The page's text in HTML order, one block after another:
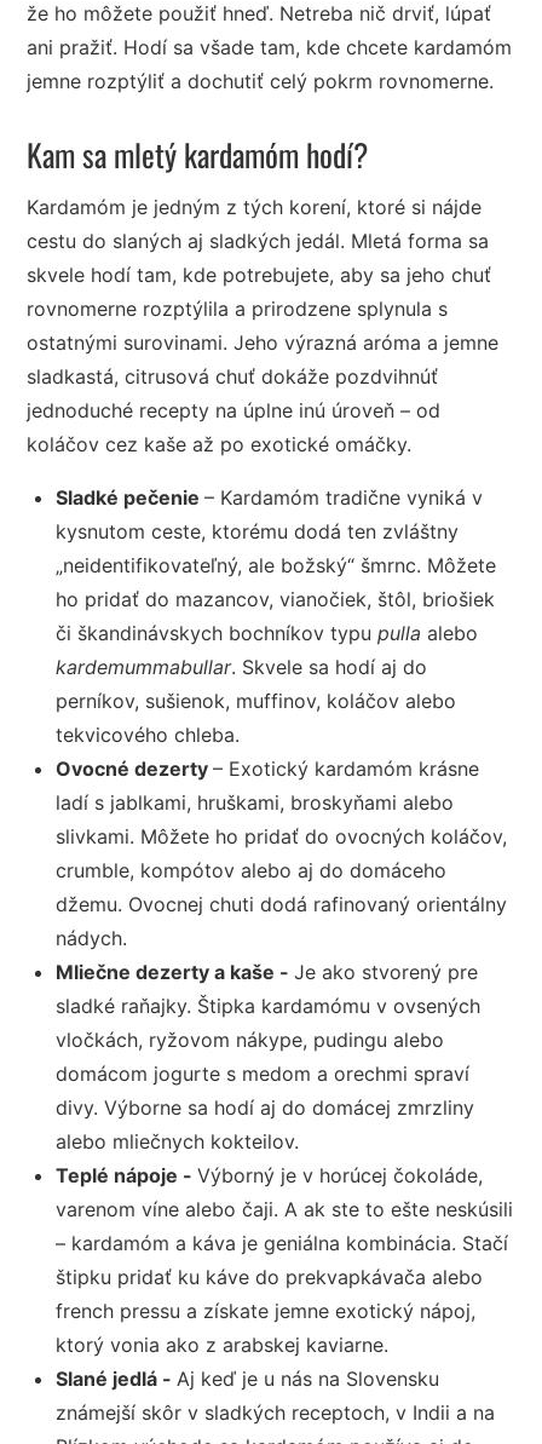
že ho môžete použiť hneď. Netreba nič drviť, lúpať
ani pražiť. Hodí sa všade tam, kde chcete kardamóm
jemne rozptýliť a dochutiť celý pokrm rovnomerne.
Kam sa mletý kardamóm hodí?
Kardamóm je jedným z tých korení, ktoré si nájde
cestu do slaných aj sladkých jedál. Mletá forma sa
skvele hodí tam, kde potrebujete, aby sa jeho chuť
rovnomerne rozptýlila a prirodzene splynula s
ostatnými surovinami. Jeho výrazná aróma a jemne
sladkastá, citrusová chuť dokáže pozdvihnúť
jednoduché recepty na úplne inú úroveň – od
koláčov cez kaše až po exotické omáčky.
Sladké pečenie– Kardamóm tradične vyniká v
kysnutom ceste, ktorému dodá ten zvláštny
„neidentifikovateľný, ale božský“ šmrnc. Môžete
ho pridať do mazancov, vianočiek, štôl, briošiek
či škandinávskych bochníkov typupulla alebo
kardemummabullar. Skvele sa hodí aj do
perníkov, sušienok, muffinov, koláčov alebo
tekvicového chleba.
Ovocné dezerty– Exotický kardamóm krásne
ladí s jablkami, hruškami, broskyňami alebo
slivkami. Môžete ho pridať do ovocných koláčov,
crumble, kompótov alebo aj do domáceho
džemu. Ovocnej chuti dodá rafinovaný orientálny
nádych.
Mliečne dezerty a kaše -Je ako stvorený pre
sladké raňajky. Štipka kardamómu v ovsených
vločkách, ryžovom nákype, pudingu alebo
domácom jogurte s medom a orechmi spraví
divy. Výborne sa hodí aj do domácej zmrzliny
alebo mliečnych kokteilov.
Teplé nápoje -Výborný je v horúcej čokoláde,
varenom víne alebo čaji. A ak ste to ešte neskúsili
– kardamóm a káva je geniálna kombinácia. Stačí
štipku pridať ku káve do prekvapkávača alebo
french pressu a získate jemne exotický nápoj,
ktorý vonia ako z arabskej kaviarne.
Slané jedlá -Aj keď je u nás na Slovensku
známejší skôr v sladkých receptoch, v Indii a na